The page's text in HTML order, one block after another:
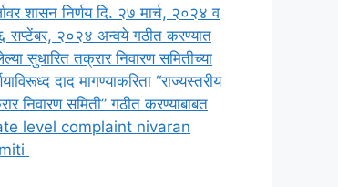
शासन निर्णय दि. २७ मार्च, २०२४ व
सप्टेंबर, २०२४ अन्वये गठीत करण्यात
सुधारित तक्रार निवारण समितीच्या
दाद मागण्याकरिता “राज्यस्तरीय
निवारण समिती” गठीत करण्याबाबत
level complaint nivaran